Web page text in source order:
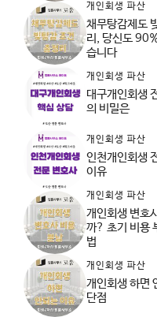
개인회생 파산
채무탕감제도
리, 당신도
습니다
개인회생 파산
대구개인회생
의 비밀은
개인회생 파산
인천개인회생
이유
개인회생 파산
개인회생 변호
까? 초기 비용
법
개인회생 파산
개인회생 하면
단점